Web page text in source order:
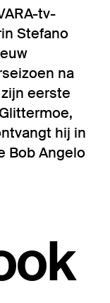
tv-
Stefano
na
eerste
hij in
Bob Angelo